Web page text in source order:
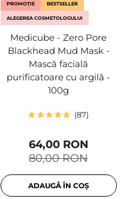
PROMOȚIE BESTSELLER
ALEGEREA COSMETOLOGULUI
Medicube - Zero Pore
Blackhead Mud Mask -
Mască facială
purificatoare cu argilă -
100g
87
80,00 RON
64,00 RON
ADAUGĂ ÎN COȘ